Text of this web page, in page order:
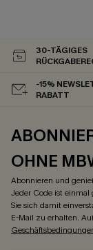
30-TÄGIGES
-15%
RABATT
OHNE
Abonnieren und
Jeder Code ist einmal
Sie sich damit
E-Mail zu erhalten.